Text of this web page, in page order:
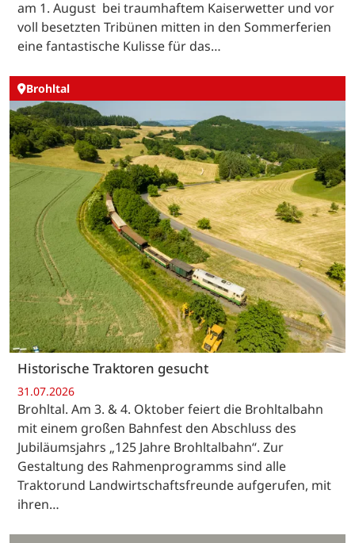
am 1. August bei traumhaftem Kaiserwetter und vor
voll besetzten Tribünen mitten in den Sommerferien
eine fantastische Kulisse für das…
Brohltal
Historische Traktoren gesucht
31.07.2026
Brohltal. Am 3. & 4. Oktober feiert die Brohltalbahn
mit einem großen Bahnfest den Abschluss des
Jubiläumsjahrs „125 Jahre Brohltalbahn“. Zur
Gestaltung des Rahmenprogramms sind alle
Traktorund Landwirtschaftsfreunde aufgerufen, mit
ihren…